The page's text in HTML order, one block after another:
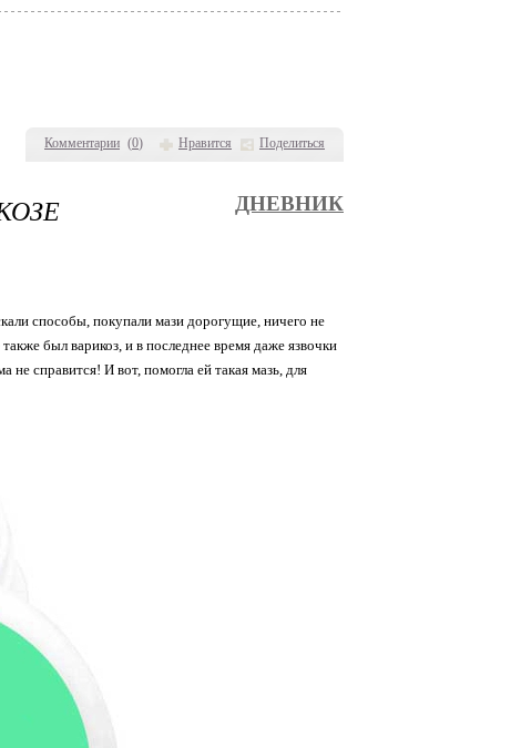
Комментарии (0) Нравится Поделиться
ДНЕВНИК
способы, покупали мази дорогущие, ничего не
был варикоз, и в последнее время даже язвочки
справится! И вот, помогла ей такая мазь, для